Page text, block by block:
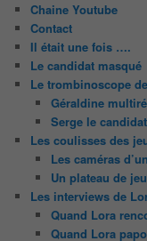
Chaine Youtube
Contact
Il était une fois ….
Le candidat masqué
Le trombinoscope
Géraldine
Serge le
Les coulisses des
Les caméras
Un plateau de
Les interviews de
Quand Lora
Quand Lora